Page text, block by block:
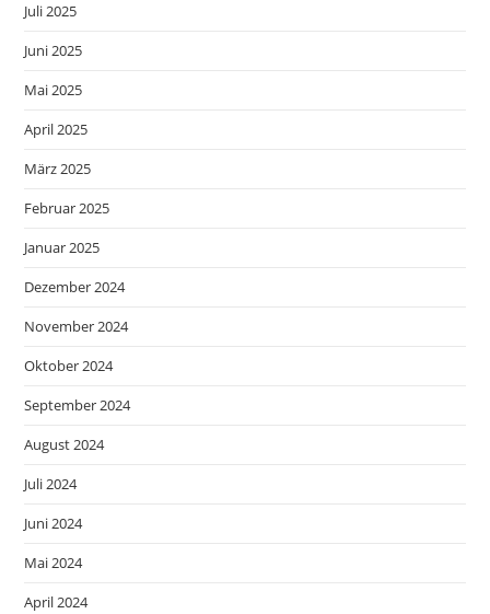
Juli 2025
Juni 2025
Mai 2025
April 2025
März 2025
Februar 2025
Januar 2025
Dezember 2024
November 2024
Oktober 2024
September 2024
August 2024
Juli 2024
Juni 2024
Mai 2024
April 2024